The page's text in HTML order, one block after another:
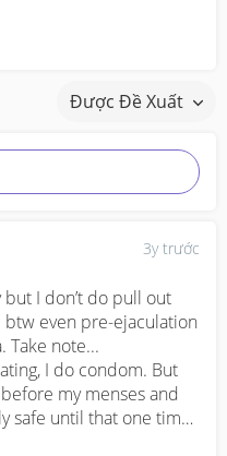
Được Đề Xuất
3y trước
but I don’t do pull out
even pre-ejaculation
Take note...
I do condom. But
my menses and
safe until that one time
that’s the reason I’m